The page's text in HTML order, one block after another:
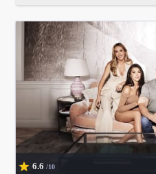
6.6 /10